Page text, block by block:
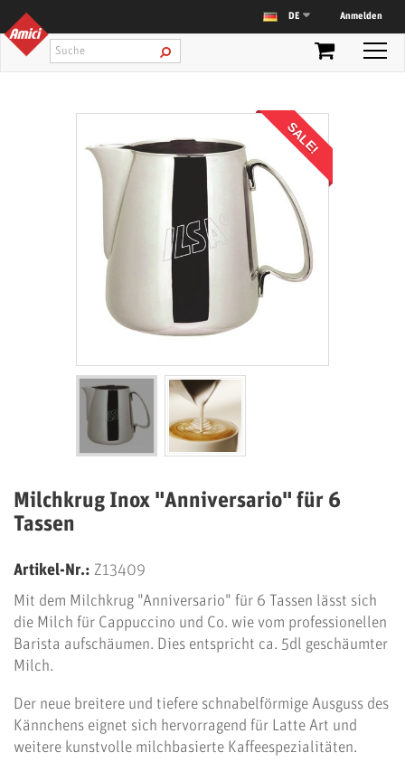
DE Anmelden
SALE!
Milchkrug Inox "Anniversario" für 6
Tassen
Artikel-Nr.: Z13409
Mit dem Milchkrug "Anniversario" für 6 Tassen lässt sich
die Milch für Cappuccino und Co. wie vom professionellen
Barista aufschäumen. Dies entspricht ca. 5dl geschäumter
Milch.
Der neue breitere und tiefere schnabelförmige Ausguss des
Kännchens eignet sich hervorragend für Latte Art und
weitere kunstvolle milchbasierte Kaffeespezialitäten.